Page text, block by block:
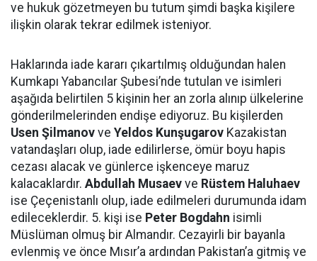
ve hukuk gözetmeyen bu tutum şimdi başka kişilere
ilişkin olarak tekrar edilmek isteniyor.
Haklarında iade kararı çıkartılmış olduğundan halen
Kumkapı Yabancılar Şubesi’nde tutulan ve isimleri
aşağıda belirtilen 5 kişinin her an zorla alınıp ülkelerine
gönderilmelerinden endişe ediyoruz. Bu kişilerden
Usen Şilmanov ve Yeldos Kunşugarov Kazakistan
vatandaşları olup, iade edilirlerse, ömür boyu hapis
cezası alacak ve günlerce işkenceye maruz
kalacaklardır. Abdullah Musaev ve Rüstem Haluhaev
ise Çeçenistanlı olup, iade edilmeleri durumunda idam
edileceklerdir. 5. kişi ise Peter Bogdahn isimli
Müslüman olmuş bir Almandır. Cezayirli bir bayanla
evlenmiş ve önce Mısır’a ardından Pakistan’a gitmiş ve